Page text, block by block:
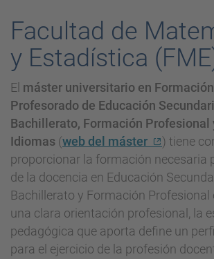
Facultad de
y Estadística
El máster universitario en Formación
Profesorado de Educación
Bachillerato, Formación Profesional
Idiomas (web del máster
) tiene
proporcionar la formación necesaria
de la docencia en Educación
Bachillerato y Formación Profesional
una clara orientación profesional, la
pedagógica que aporta define un
para el ejercicio de la profesión